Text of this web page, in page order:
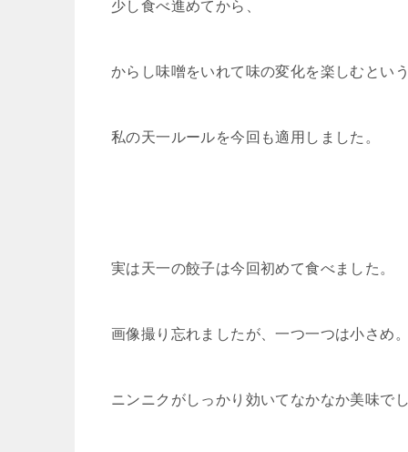
少し食べ進めてから、
からし味噌をいれて味の変化を楽しむという
私の天一ルールを今回も適用しました。
実は天一の餃子は今回初めて食べました。
画像撮り忘れましたが、一つ一つは小さめ。
ニンニクがしっかり効いてなかなか美味でし